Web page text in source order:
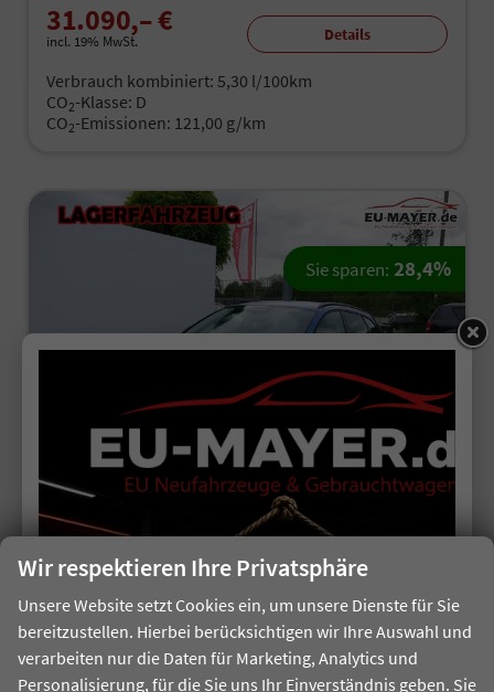
31.090,– €
incl. 19% MwSt. Details
Verbrauch kombiniert: 5,30 l/100km
CO2-Klasse: D
CO2-Emissionen: 121,00 g/km
ab 195,– € mtl.
Seat Leon Sportstourer
Fahrzeugnr. 513552 Getriebe Automatik
KraftstoffBenzin AußenfarbeSaphir Blau Metallic
Sie sparen: 28,4%
Wir respektieren Ihre Privatsphäre
Unsere Website setzt Cookies ein, um unsere Dienste für Sie
bereitzustellen. Hierbei berücksichtigen wir Ihre Auswahl und
verarbeiten nur die Daten für Marketing, Analytics und
Personalisierung, für die Sie uns Ihr Einverständnis geben. Sie